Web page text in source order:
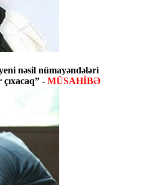
nəsil nümayəndələri
- MÜSAHİBƏ